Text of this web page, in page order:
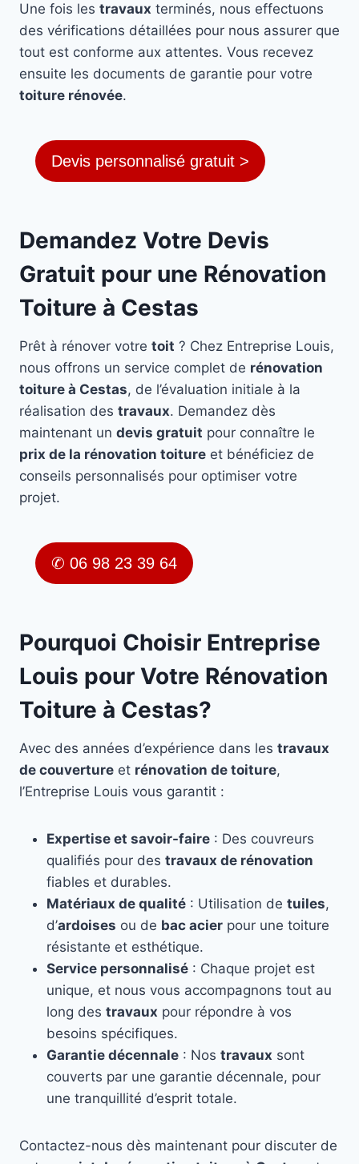
Une fois les travaux terminés, nous effectuons
des vérifications détaillées pour nous assurer que
tout est conforme aux attentes. Vous recevez
ensuite les documents de garantie pour votre
toiture rénovée.
Devis personnalisé gratuit >
Demandez Votre Devis
Gratuit pour une Rénovation
Toiture à Cestas
Prêt à rénover votre toit ? Chez Entreprise Louis,
nous offrons un service complet de rénovation
toiture à Cestas, de l’évaluation initiale à la
réalisation des travaux. Demandez dès
maintenant un devis gratuit pour connaître le
prix de la rénovation toiture et bénéficiez de
conseils personnalisés pour optimiser votre
projet.
✆ 06 98 23 39 64
Pourquoi Choisir Entreprise
Louis pour Votre Rénovation
Toiture à Cestas?
Avec des années d’expérience dans les travaux
de couverture et rénovation de toiture,
l’Entreprise Louis vous garantit :
Expertise et savoir-faire : Des couvreurs
qualifiés pour des travaux de rénovation
fiables et durables.
Matériaux de qualité : Utilisation de tuiles,
d’ardoises ou de bac acier pour une toiture
résistante et esthétique.
Service personnalisé : Chaque projet est
unique, et nous vous accompagnons tout au
long des travaux pour répondre à vos
besoins spécifiques.
Garantie décennale : Nos travaux sont
couverts par une garantie décennale, pour
une tranquillité d’esprit totale.
Contactez-nous dès maintenant pour discuter de